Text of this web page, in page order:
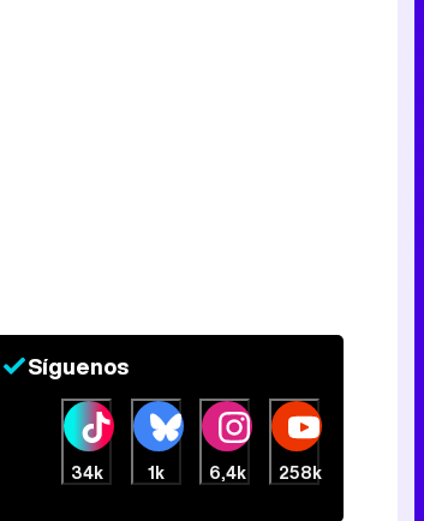
Síguenos
34k 1k 6,4k 258k